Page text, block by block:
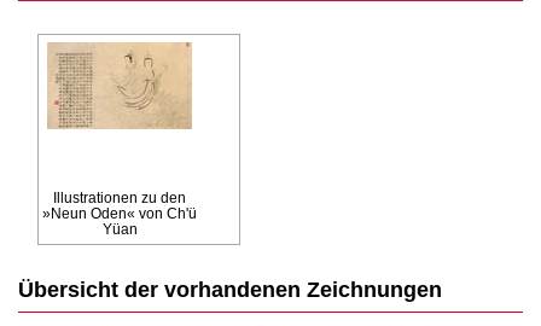
Illustrationen zu den
»Neun Oden« von Ch'ü
Yüan
Übersicht der vorhandenen Zeichnungen